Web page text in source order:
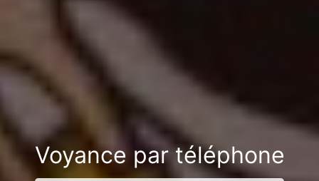
Voyance par téléphone